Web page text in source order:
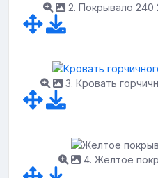
2. Покрывало 240
3. Кровать
4. Желтое